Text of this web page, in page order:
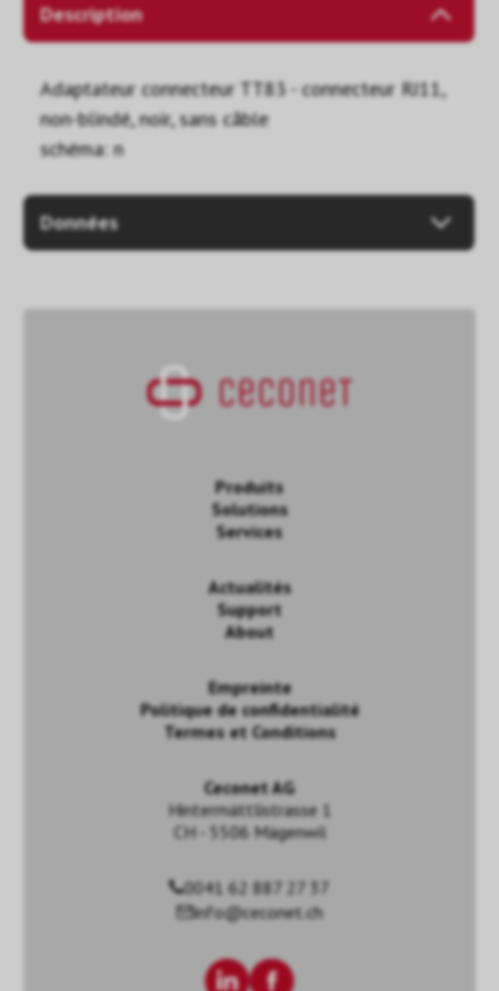
Description
Adaptateur connecteur TT83 - connecteur RJ11,
non-blindé, noir, sans câble
schéma: n
Données
Produits
Solutions
Services
Actualités
Support
About
Empreinte
Politique de confidentialité
Termes et Conditions
Ceconet AG
Hintermättlistrasse 1
CH - 5506 Mägenwil
0041 62 887 27 37
info@ceconet.ch